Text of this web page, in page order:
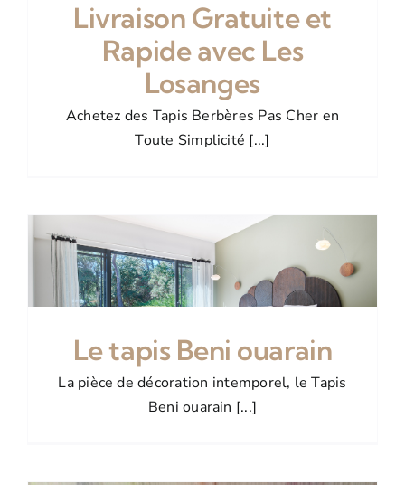
Livraison Gratuite et
Rapide avec Les
Losanges
Achetez des Tapis Berbères Pas Cher en
Toute Simplicité [...]
Le tapis Beni ouarain
La pièce de décoration intemporel, le Tapis
Beni ouarain [...]